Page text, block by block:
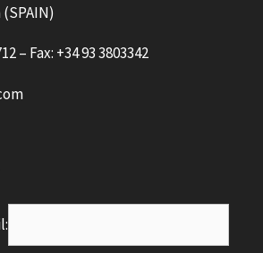
– Fax: +34 93 3803342